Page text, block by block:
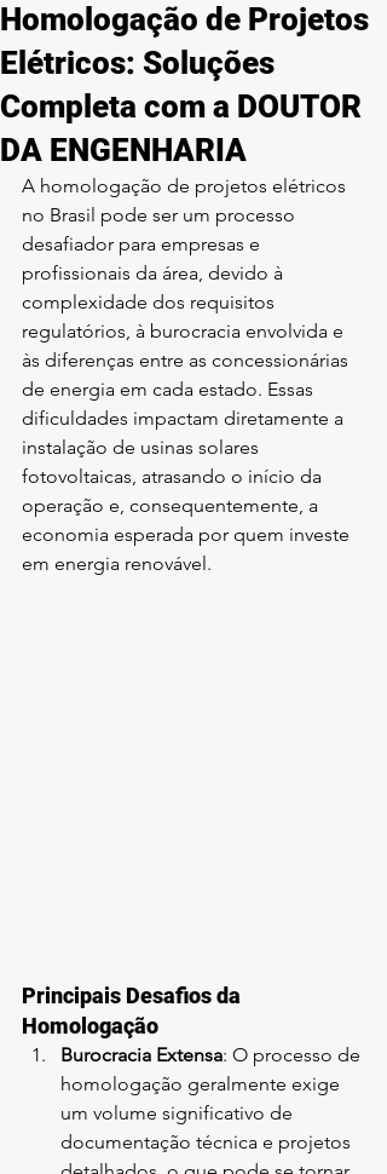
Homologação de Projetos
Elétricos: Soluções
Completa com a DOUTOR
DA ENGENHARIA
A homologação de projetos elétricos
no Brasil pode ser um processo
desafiador para empresas e
profissionais da área, devido à
complexidade dos requisitos
regulatórios, à burocracia envolvida e
às diferenças entre as concessionárias
de energia em cada estado. Essas
dificuldades impactam diretamente a
instalação de usinas solares
fotovoltaicas, atrasando o início da
operação e, consequentemente, a
economia esperada por quem investe
em energia renovável.
Principais Desafios da
Homologação
Burocracia Extensa: O processo de
homologação geralmente exige
um volume significativo de
documentação técnica e projetos